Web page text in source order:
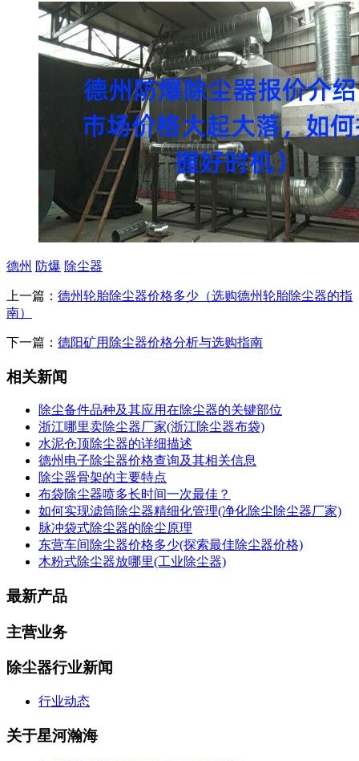
德州 防爆 除尘器
上一篇： 德州轮胎除尘器价格多少（选购德州轮胎除尘器的指
南）
下一篇： 德阳矿用除尘器价格分析与选购指南
相关新闻
除尘备件品种及其应用在除尘器的关键部位
浙江哪里卖除尘器厂家(浙江除尘器布袋)
水泥仓顶除尘器的详细描述
德州电子除尘器价格查询及其相关信息
除尘器骨架的主要特点
布袋除尘器喷多长时间一次最佳？
如何实现滤筒除尘器精细化管理(净化除尘除尘器厂家)
脉冲袋式除尘器的除尘原理
东营车间除尘器价格多少(探索最佳除尘器价格)
木粉式除尘器放哪里(工业除尘器)
最新产品
主营业务
除尘器行业新闻
行业动态
关于星河瀚海